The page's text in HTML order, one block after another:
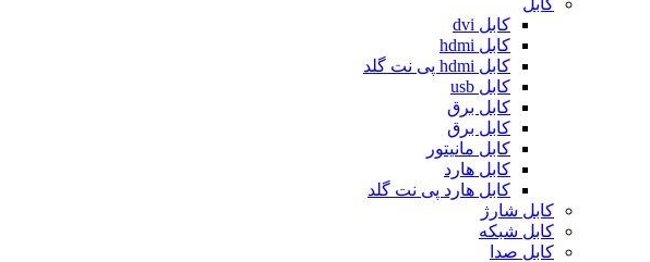
کابل
کابل dvi
کابل hdmi
کابل hdmi پی نت گلد
کابل usb
کابل برق
کابل برق
کابل مانیتور
کابل هارد
کابل هارد پی نت گلد
کابل شارژ
کابل شبکه
کابل صدا